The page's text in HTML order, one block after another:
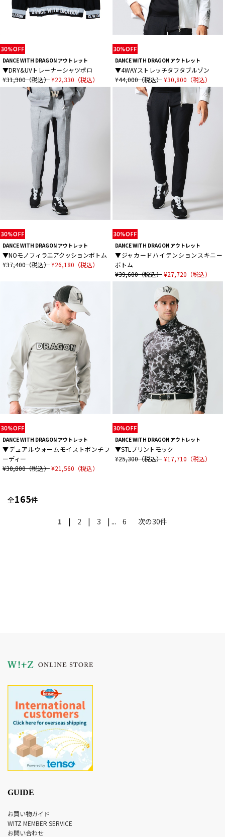
DANCE WITH DRAGON アウトレット
▼DRY&UVトレーナーシャツポロ
¥31,900（税込）¥22,330（税込）
DANCE WITH DRAGON アウトレット
▼4WAYストレッチタフタブルゾン
¥44,000（税込）¥30,800（税込）
DANCE WITH DRAGON アウトレット
▼NOモノフィラエアクッションボトム
¥37,400（税込）¥26,180（税込）
DANCE WITH DRAGON アウトレット
▼ジャカードハイテンションスキニー
ボトム
¥39,600（税込）¥27,720（税込）
DANCE WITH DRAGON アウトレット
▼デュアルウォームモイストポンチフ
ーディー
¥30,800（税込）¥21,560（税込）
DANCE WITH DRAGON アウトレット
▼STLプリントモック
¥25,300（税込）¥17,710（税込）
全165件
1 | 2 | 3 | ... 6 次の30件
GUIDE
お買い物ガイド
WITZ MEMBER SERVICE
お問い合わせ